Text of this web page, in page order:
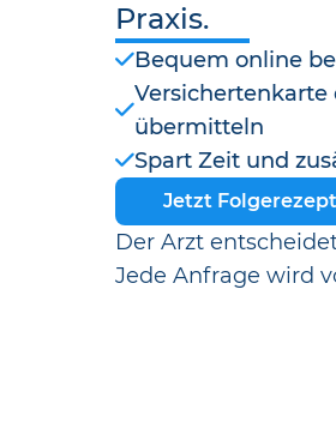
Praxis.
Bequem online
übermitteln
Spart Zeit und
Jetzt
Der Arzt
Jede Anfrage wird